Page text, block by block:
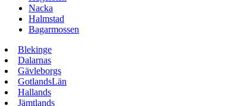
Nacka
Halmstad
Bagarmossen
Blekinge
Dalarnas
Gävleborgs
GotlandsLän
Hallands
Jämtlands